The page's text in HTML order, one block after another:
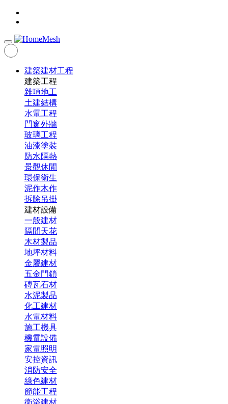
建築建材工程
建築工程
雜項地工
土建結構
水電工程
門窗外牆
玻璃工程
油漆塗裝
防水隔熱
景觀休閒
環保衛生
泥作木作
拆除吊掛
建材設備
一般建材
隔間天花
木材製品
地坪材料
金屬建材
五金門鎖
磚瓦石材
水泥製品
化工建材
水電材料
施工機具
機電設備
家電照明
安控資訊
消防安全
綠色建材
節能工程
衛浴建材